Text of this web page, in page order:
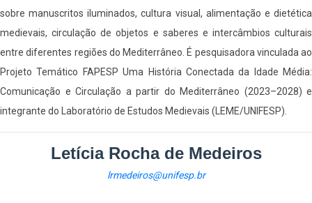
sobre manuscritos iluminados, cultura visual, alimentação e dietética
medievais, circulação de objetos e saberes e intercâmbios culturais
entre diferentes regiões do Mediterrâneo. É pesquisadora vinculada ao
Projeto Temático FAPESP Uma História Conectada da Idade Média:
Comunicação e Circulação a partir do Mediterrâneo (2023–2028) e
integrante do Laboratório de Estudos Medievais (LEME/UNIFESP).
Letícia Rocha de Medeiros
lrmedeiros@unifesp.br